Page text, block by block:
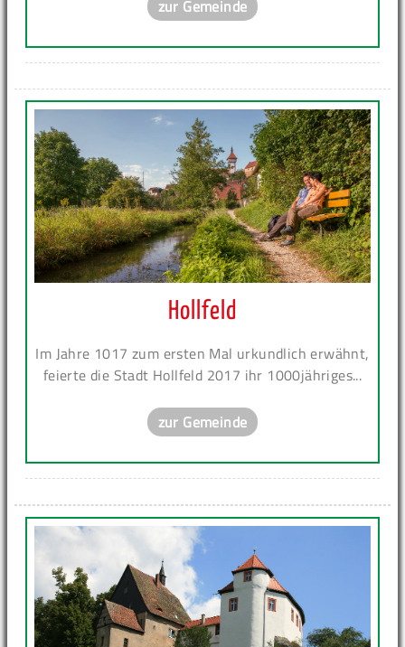
zur Gemeinde
Hollfeld
Im Jahre 1017 zum ersten Mal urkundlich erwähnt,
feierte die Stadt Hollfeld 2017 ihr 1000jähriges...
zur Gemeinde